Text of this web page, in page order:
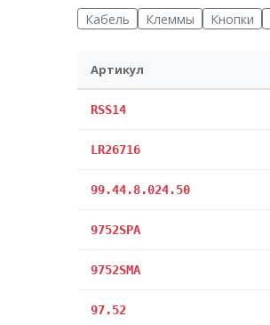
Кабель Клеммы Кнопки
Артикул
RSS14
LR26716
99.44.8.024.50
9752SPA
9752SMA
97.52